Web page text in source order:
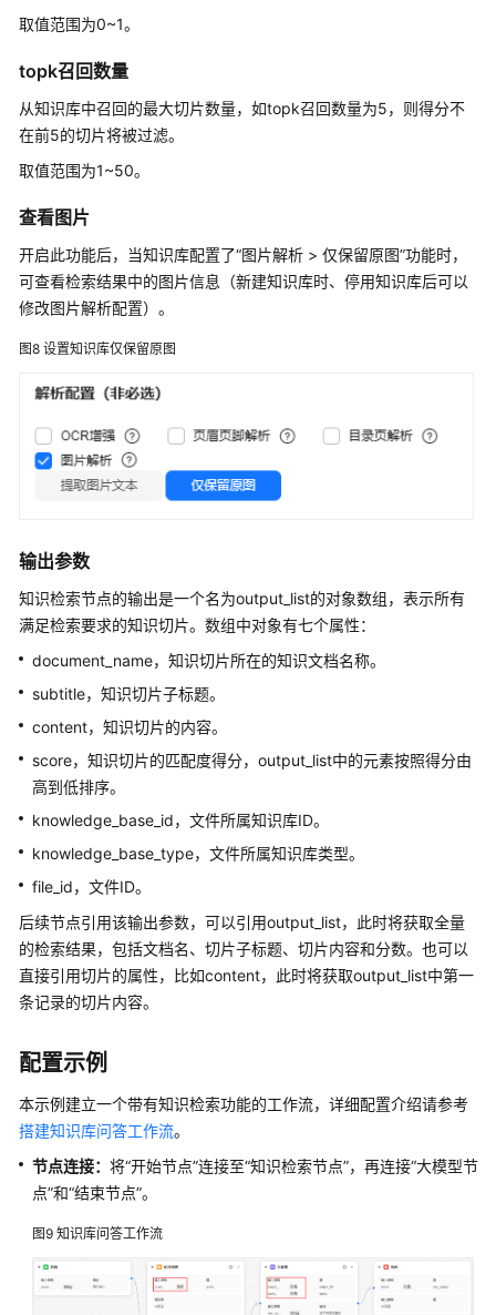
践
API
参
考
SDK
参
考
常
见
题
视
频
帮
档
载
通
用
参
产
品
责
任
共
担
服
务
等
级
协
议
白
皮
取值范围为0~1。
topk召回数量
从知识库中召回的最大切片数量，如topk召回数量为5，则得分不
在前5的切片将被过滤。
取值范围为1~50。
查看图片
开启此功能后，当知识库配置了“图片解析 > 仅保留原图”功能时，
可查看检索结果中的图片信息（新建知识库时、停用知识库后可以
修改图片解析配置）。
图8 设置知识库仅保留原图
输出参数
知识检索节点的输出是一个名为output_list的对象数组，表示所有
满足检索要求的知识切片。数组中对象有七个属性：
document_name，知识切片所在的知识文档名称。
subtitle，知识切片子标题。
content，知识切片的内容。
score，知识切片的匹配度得分，output_list中的元素按照得分由
高到低排序。
knowledge_base_id，文件所属知识库ID。
knowledge_base_type，文件所属知识库类型。
file_id，文件ID。
后续节点引用该输出参数，可以引用output_list，此时将获取全量
的检索结果，包括文档名、切片子标题、切片内容和分数。也可以
直接引用切片的属性，比如content，此时将获取output_list中第一
条记录的切片内容。
配置示例
本示例建立一个带有知识检索功能的工作流，详细配置介绍请参考
搭建知识库问答工作流。
节点连接： 将“开始节点”连接至“知识检索节点”，再连接“大模型节
点”和“结束节点”。
图9 知识库问答工作流